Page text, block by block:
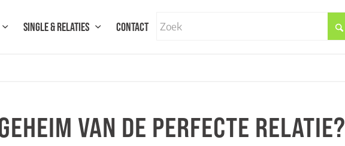
SINGLE & RELATIES CONTACT
VAN DE PERFECTE RELATIE?